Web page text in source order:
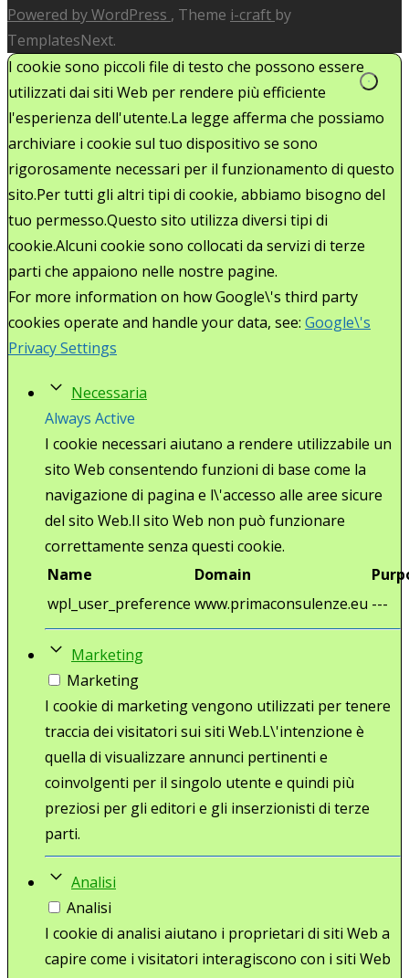
Powered by WordPress , Theme i-craft by
TemplatesNext.
I cookie sono piccoli file di testo che possono essere
utilizzati dai siti Web per rendere più efficiente
l'esperienza dell'utente.La legge afferma che possiamo
archiviare i cookie sul tuo dispositivo se sono
rigorosamente necessari per il funzionamento di questo
sito.Per tutti gli altri tipi di cookie, abbiamo bisogno del
tuo permesso.Questo sito utilizza diversi tipi di
cookie.Alcuni cookie sono collocati da servizi di terze
parti che appaiono nelle nostre pagine.
For more information on how Google\'s third party
cookies operate and handle your data, see: Google\'s
Privacy Settings
Necessaria
Always Active
I cookie necessari aiutano a rendere utilizzabile un
sito Web consentendo funzioni di base come la
navigazione di pagina e l\'accesso alle aree sicure
del sito Web.Il sito Web non può funzionare
correttamente senza questi cookie.
Name
Domain
wpl_user_preference www.primaconsulenze.eu ---
Marketing
Marketing
I cookie di marketing vengono utilizzati per tenere
traccia dei visitatori sui siti Web.L\'intenzione è
quella di visualizzare annunci pertinenti e
coinvolgenti per il singolo utente e quindi più
preziosi per gli editori e gli inserzionisti di terze
parti.
Analisi
Analisi
I cookie di analisi aiutano i proprietari di siti Web a
capire come i visitatori interagiscono con i siti Web